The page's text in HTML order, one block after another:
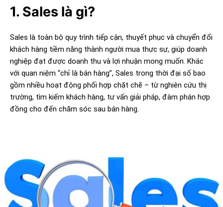
1. Sales là gì?
Sales là toàn bộ quy trình tiếp cận, thuyết phục và chuyển đổi
khách hàng tiềm năng thành người mua thực sự, giúp doanh
nghiệp đạt được doanh thu và lợi nhuận mong muốn. Khác
với quan niệm “chỉ là bán hàng”, Sales trong thời đại số bao
gồm nhiều hoạt động phối hợp chặt chẽ – từ nghiên cứu thị
trường, tìm kiếm khách hàng, tư vấn giải pháp, đàm phán hợp
đồng cho đến chăm sóc sau bán hàng.